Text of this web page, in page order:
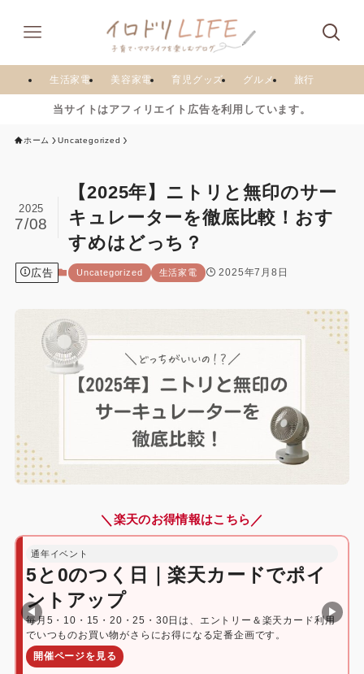
生活家電 美容家電 育児グッズ グルメ 旅行
当サイトはアフィリエイト広告を利用しています。
ホーム Uncategorized
【2025年】ニトリと無印のサー
キュレーターを徹底比較！おす
すめはどっち？
2025
7/08
広告 Uncategorized 生活家電 2025年7月8日
＼ 楽天のお得情報はこちら ／
通年イベント
5と0のつく日｜楽天カードでポイ
ントアップ
毎月5・10・15・20・25・30日は、エントリー＆楽天カード利用
でいつものお買い物がさらにお得になる定番企画です。
開催ページを見る
◀ ▶